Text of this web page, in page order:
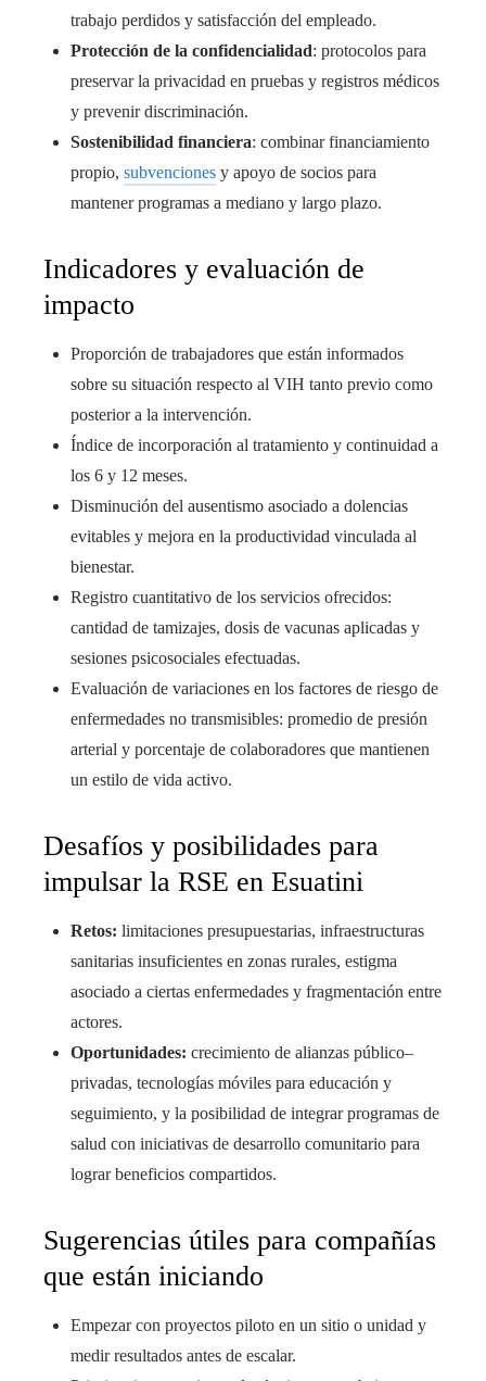
trabajo perdidos y satisfacción del empleado.
Protección de la confidencialidad: protocolos para
preservar la privacidad en pruebas y registros médicos
y prevenir discriminación.
Sostenibilidad financiera: combinar financiamiento
propio, subvenciones y apoyo de socios para
mantener programas a mediano y largo plazo.
Indicadores y evaluación de
impacto
Proporción de trabajadores que están informados
sobre su situación respecto al VIH tanto previo como
posterior a la intervención.
Índice de incorporación al tratamiento y continuidad a
los 6 y 12 meses.
Disminución del ausentismo asociado a dolencias
evitables y mejora en la productividad vinculada al
bienestar.
Registro cuantitativo de los servicios ofrecidos:
cantidad de tamizajes, dosis de vacunas aplicadas y
sesiones psicosociales efectuadas.
Evaluación de variaciones en los factores de riesgo de
enfermedades no transmisibles: promedio de presión
arterial y porcentaje de colaboradores que mantienen
un estilo de vida activo.
Desafíos y posibilidades para
impulsar la RSE en Esuatini
Retos: limitaciones presupuestarias, infraestructuras
sanitarias insuficientes en zonas rurales, estigma
asociado a ciertas enfermedades y fragmentación entre
actores.
Oportunidades: crecimiento de alianzas público–
privadas, tecnologías móviles para educación y
seguimiento, y la posibilidad de integrar programas de
salud con iniciativas de desarrollo comunitario para
lograr beneficios compartidos.
Sugerencias útiles para compañías
que están iniciando
Empezar con proyectos piloto en un sitio o unidad y
medir resultados antes de escalar.